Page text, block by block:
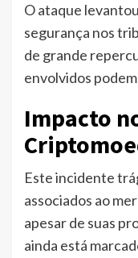
O ataque
segurança nos
de grande
envolvidos
Impacto
Este incidente
associados ao
apesar de suas
ainda está